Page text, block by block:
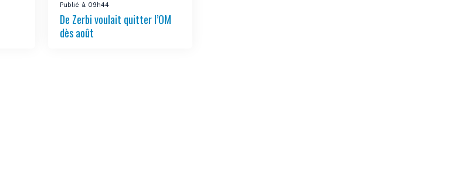
Publié à 09h44
De Zerbi voulait quitter l’OM
dès août